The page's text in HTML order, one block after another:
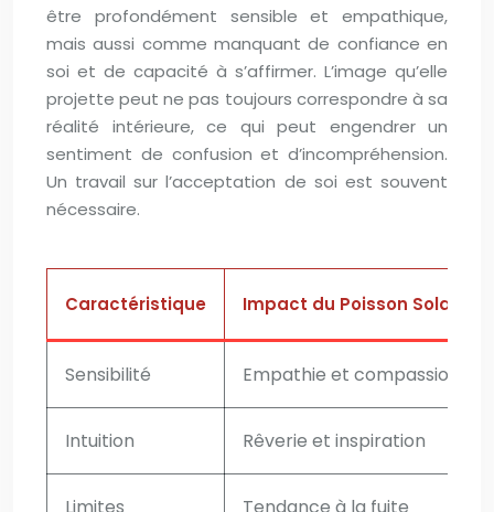
être profondément sensible et empathique,
mais aussi comme manquant de confiance en
soi et de capacité à s’affirmer. L’image qu’elle
projette peut ne pas toujours correspondre à sa
réalité intérieure, ce qui peut engendrer un
sentiment de confusion et d’incompréhension.
Un travail sur l’acceptation de soi est souvent
nécessaire.
Caractéristique Impact du Poisson Solaire
Sensibilité Empathie et compassion
Intuition Rêverie et inspiration